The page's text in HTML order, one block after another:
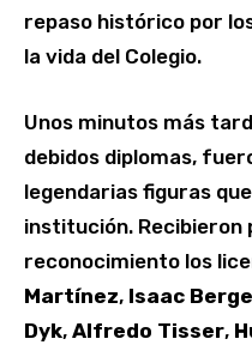
repaso histórico por
la vida del Colegio.
Unos minutos más
debidos diplomas,
legendarias figuras
institución. Recibieron
reconocimiento los
Martínez, Isaac
Dyk, Alfredo Tisser,